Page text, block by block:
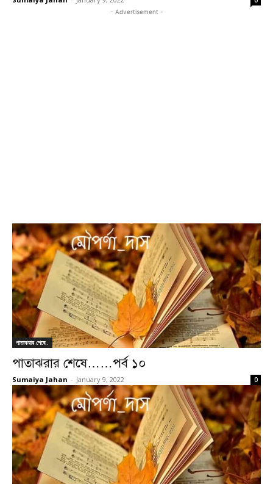
- Advertisement -
পাতাঝরার শেষে..
পাতাঝরার শেষে……পর্ব ১০
Sumaiya Jahan - January 9, 2022 0